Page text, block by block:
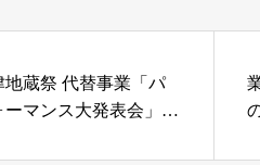
地蔵祭 代替事業「パ
ーマンス大発表会」の